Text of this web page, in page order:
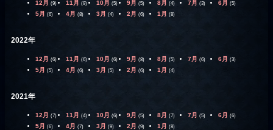
12月 (9) 11月 (9) 10月 (5) 9月 (5) 8月 (4) 7月 (3) 6月 (5)
5月 (6) 4月 (8) 3月 (4) 2月 (6) 1月 (8)
2022年
12月 (6) 11月 (6) 10月 (6) 9月 (8) 8月 (5) 7月 (6) 6月 (3)
5月 (5) 4月 (6) 3月 (5) 2月 (6) 1月 (4)
2021年
12月 (7) 11月 (4) 10月 (6) 9月 (5) 8月 (7) 7月 (5) 6月 (6)
5月 (6) 4月 (7) 3月 (9) 2月 (9) 1月 (8)